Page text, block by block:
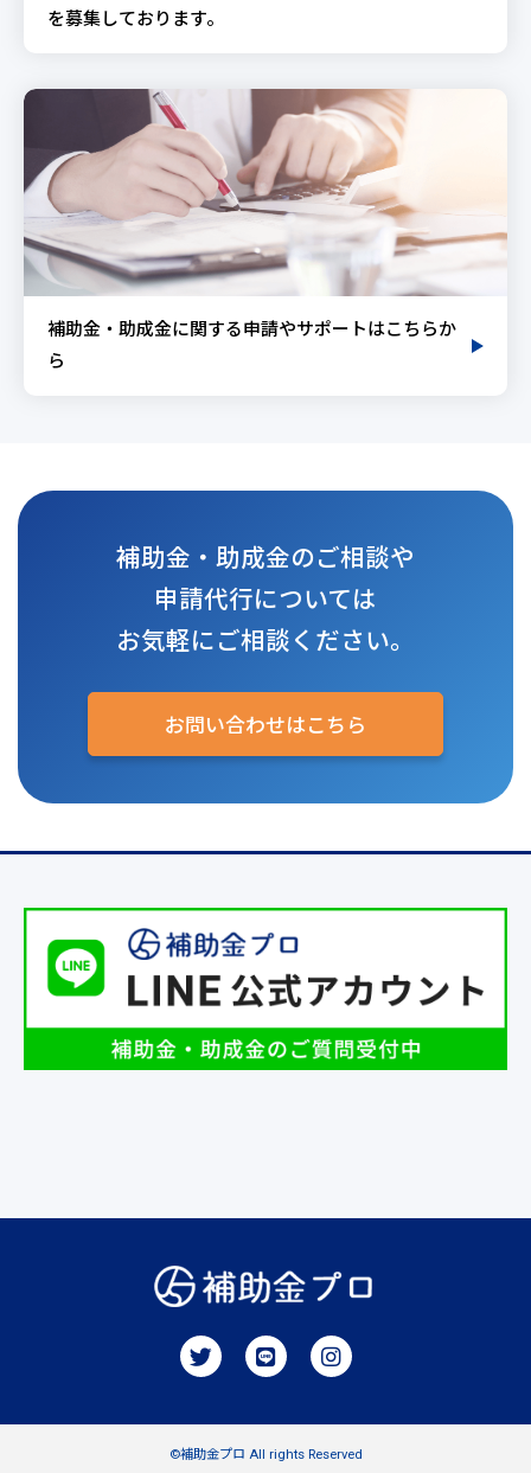
を募集しております。
補助金・助成金に関する申請やサポートはこちらか
ら
補助金・助成金のご相談や
申請代行については
お気軽にご相談ください。
お問い合わせはこちら
©補助金プロ All rights Reserved